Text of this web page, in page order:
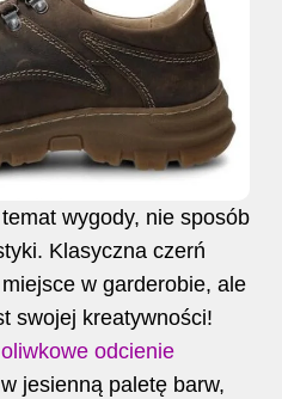
wygody, nie sposób
Klasyczna czerń
w garderobie, ale
swojej kreatywności!
oliwkowe odcienie
jesienną paletę barw,